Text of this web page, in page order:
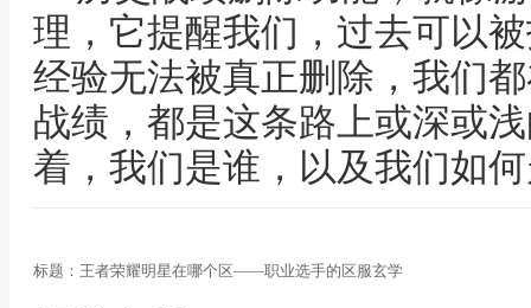
理，它提醒我们，过去可以
经验无法被真正删除，我们
战绩，都是这条路上或深或
着，我们是谁，以及我们如
标题：王者荣耀明星在哪个区——职业选手的区服玄学